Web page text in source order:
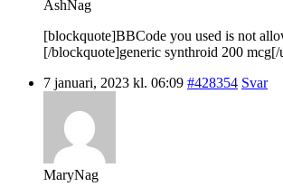
AshNag
[blockquote]BBCode you used is not
[/blockquote]generic synthroid 200
7 januari, 2023 kl. 06:09 #428354 Svar
MaryNag